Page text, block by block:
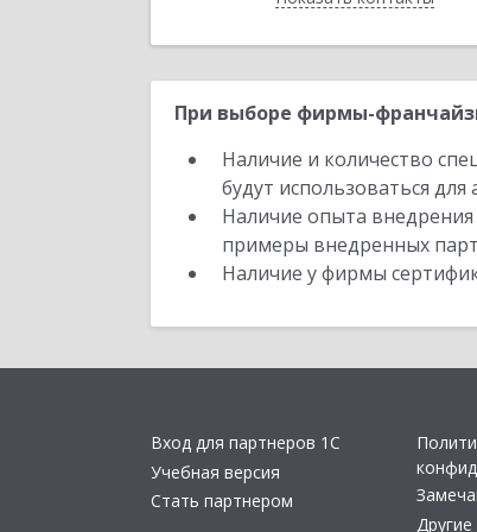
При выборе фирмы-
Наличие и количество
будут использоваться
Наличие опыта
примеры внедренных
Наличие у фирмы
Вход для партнеров 1С
Учебная версия
Стать партнером